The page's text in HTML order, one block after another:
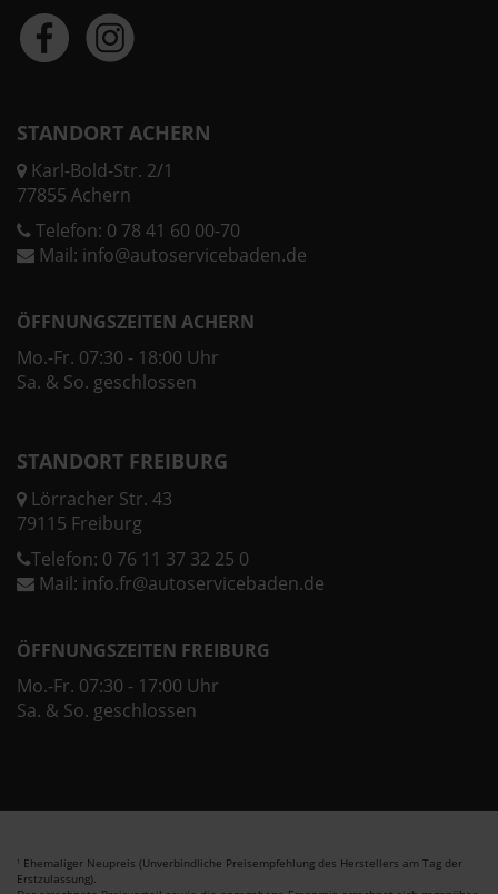
STANDORT ACHERN
Karl-Bold-Str. 2/1
77855 Achern
Telefon: 0 78 41 60 00-70
Mail: info@autoservicebaden.de
ÖFFNUNGSZEITEN ACHERN
Mo.-Fr. 07:30 - 18:00 Uhr
Sa. & So. geschlossen
STANDORT FREIBURG
Lörracher Str. 43
79115 Freiburg
Telefon: 0 76 11 37 32 25 0
Mail: info.fr@autoservicebaden.de
ÖFFNUNGSZEITEN FREIBURG
Mo.-Fr. 07:30 - 17:00 Uhr
Sa. & So. geschlossen
1 Ehemaliger Neupreis (Unverbindliche Preisempfehlung des Herstellers am Tag der
Erstzulassung).